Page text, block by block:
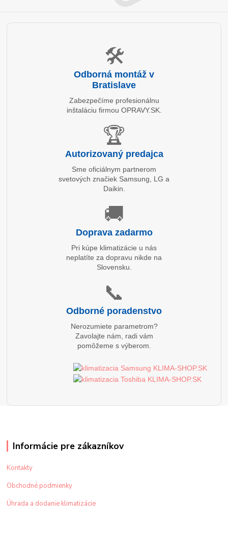
🛠️
Odborná montáž v
Bratislave
Zabezpečíme profesionálnu
inštaláciu firmou OPRAVY.SK.
🏆
Autorizovaný predajca
Sme oficiálnym partnerom
svetových značiek Samsung, LG a
Daikin.
🚚
Doprava zadarmo
Pri kúpe klimatizácie u nás
neplatíte za dopravu nikde na
Slovensku.
📞
Odborné poradenstvo
Nerozumiete parametrom?
Zavolajte nám, radi vám
pomôžeme s výberom.
Informácie pre zákazníkov
Kontakty
Obchodné podmienky
Úhrada a dodanie klimatizácie